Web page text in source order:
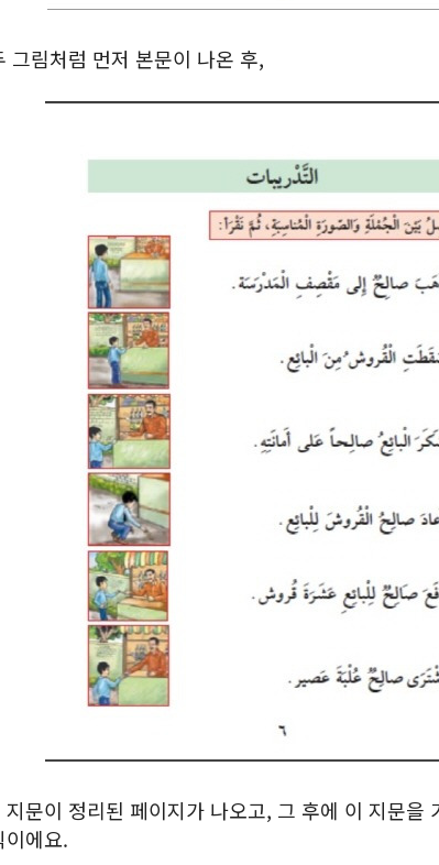
그림처럼 먼저 본문이 나온 후,
지문이 정리된 페이지가 나오고, 그 후에 이 지문을
이에요.